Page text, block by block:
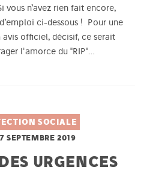
vous n’avez rien fait encore,
ci-dessous ! Pour une
officiel, décisif, ce serait
l'amorce du "RIP"…
SOCIALE
SEPTEMBRE 2019
URGENCES